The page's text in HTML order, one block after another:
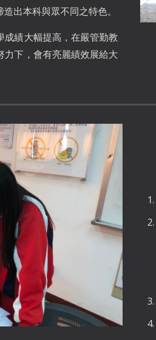
出本科與眾不同之特色。
成績大幅提高，在嚴管勤教
力下，會有亮麗績效展給大